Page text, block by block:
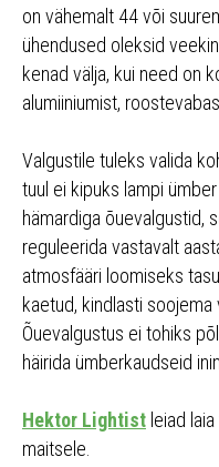
on vähemalt 44 või
ühendused oleksid
kenad välja, kui need on
alumiiniumist,
Valgustile tuleks valida
tuul ei kipuks lampi
hämardiga õuevalgustid,
reguleerida vastavalt
atmosfääri loomiseks
kaetud, kindlasti
Õuevalgustus ei tohiks
häirida ümberkaudseid
Hektor Lightist leiad
maitsele.